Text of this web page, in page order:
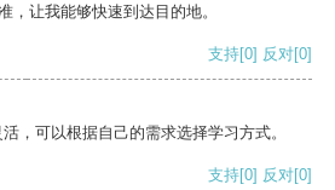
，让我能够快速到达目的地。
支持[0] 反对[0]
，可以根据自己的需求选择学习方式。
支持[0] 反对[0]